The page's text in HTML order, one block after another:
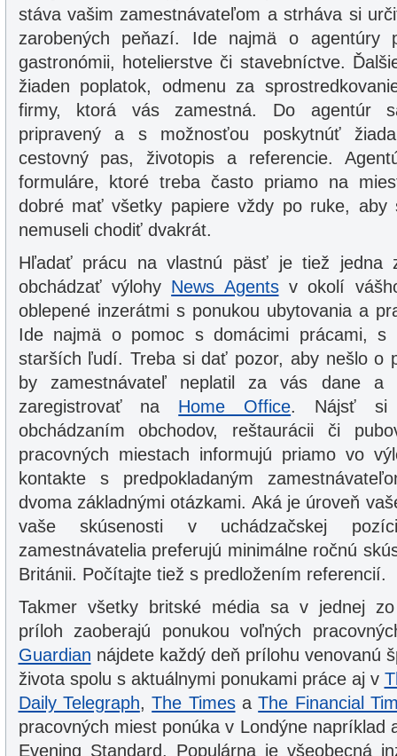
stáva vašim zamestnávateľom a strháva si
zarobených peňazí. Ide najmä o agentúry
gastronómii, hotelierstve či stavebníctve.
žiaden poplatok, odmenu za
firmy, ktorá vás zamestná. Do agentúr
pripravený a s možnosťou poskytnúť
cestovný pas, životopis a referencie.
formuláre, ktoré treba často priamo na
dobré mať všetky papiere vždy po ruke, aby
nemuseli chodiť dvakrát.
Hľadať prácu na vlastnú päsť je tiež jedna
obchádzať výlohy News Agentsv okolí
oblepené inzerátmi s ponukou ubytovania a
Ide najmä o pomoc s domácimi prácami, s
starších ľudí. Treba si dať pozor, aby nešlo o
by zamestnávateľ neplatil za vás dane
zaregistrovať na Home Office. Nájsť si
obchádzaním obchodov, reštaurácii či
pracovných miestach informujú priamo vo
kontakte s predpokladaným
dvoma základnými otázkami. Aká je úroveň
vaše skúsenosti v uchádzačskej
zamestnávatelia preferujú minimálne ročnú
Británii. Počítajte tiež s predložením referencií.
Takmer všetky britské média sa v jednej
príloh zaoberajú ponukou voľných
Guardian nájdete každý deň prílohu venovanú
života spolu s aktuálnymi ponukami práce aj v
Daily Telegraph,The TimesaThe Financial
pracovných miest ponúka v Londýne napríklad
Evening Standard. Populárna je všeobecná